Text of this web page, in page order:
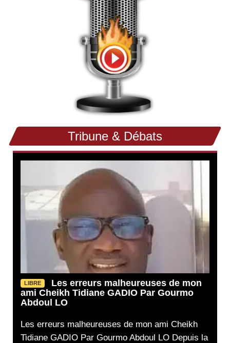
Tribune & Débats
LIBRE
Les erreurs malheureuses de mon
ami Cheikh Tidiane GADIO Par Gourmo
Abdoul LO
Les erreurs malheureuses de mon ami Cheikh
Tidiane GADIO Par Gourmo Abdoul LO Depuis la